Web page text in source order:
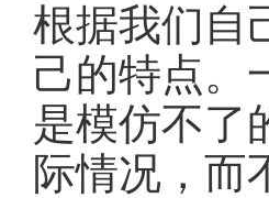
根据我们自
己的特点。
是模仿不了
际情况，而